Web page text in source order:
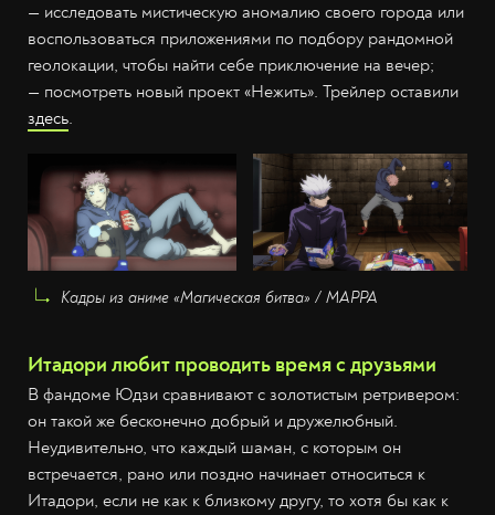
— исследовать мистическую аномалию своего города или
воспользоваться приложениями по подбору рандомной
геолокации, чтобы найти себе приключение на вечер;
— посмотреть новый проект «Нежить». Трейлер оставили
здесь.
Кадры из аниме «Магическая битва» / MAPPA
Итадори любит проводить время с друзьями
В фандоме Юдзи сравнивают с золотистым ретривером:
он такой же бесконечно добрый и дружелюбный.
Неудивительно, что каждый шаман, с которым он
встречается, рано или поздно начинает относиться к
Итадори, если не как к близкому другу, то хотя бы как к